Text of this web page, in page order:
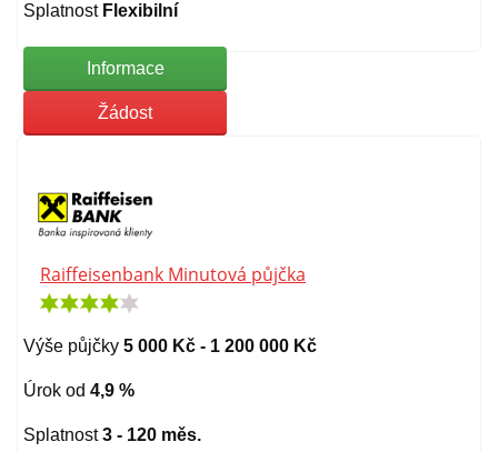
Splatnost Flexibilní
Informace
Žádost
Raiffeisenbank Minutová půjčka
Výše půjčky 5 000 Kč - 1 200 000 Kč
Úrok od 4,9 %
Splatnost 3 - 120 měs.